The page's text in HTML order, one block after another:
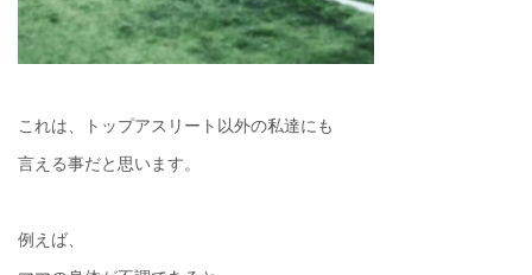
これは、トップアスリート以外の私達にも
言える事だと思います。
例えば、